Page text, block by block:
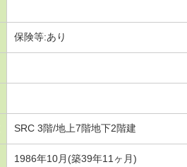
保険等:あり
SRC 3階/地上7階地下2階建
1986年10月(築39年11ヶ月)